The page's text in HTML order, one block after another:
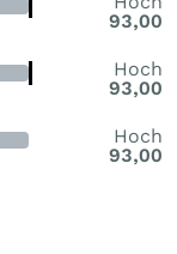
93,00
Hoch
93,00
Hoch
93,00